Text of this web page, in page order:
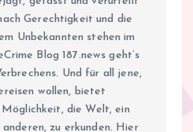
Gerechtigkeit und die
Unbekannten stehen im
Blog 187.news geht’s
Und für all jene,
wollen, bietet
die Welt, ein
zu erkunden. Hier